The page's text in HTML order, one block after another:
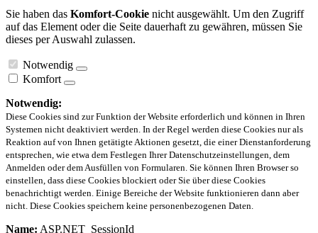
Sie haben das Komfort-Cookie nicht ausgewählt. Um den Zugriff
auf das Element oder die Seite dauerhaft zu gewähren, müssen Sie
dieses per Auswahl zulassen.
Notwendig
Komfort
Notwendig:
Diese Cookies sind zur Funktion der Website erforderlich und können in Ihren
Systemen nicht deaktiviert werden. In der Regel werden diese Cookies nur als
Reaktion auf von Ihnen getätigte Aktionen gesetzt, die einer Dienstanforderung
entsprechen, wie etwa dem Festlegen Ihrer Datenschutzeinstellungen, dem
Anmelden oder dem Ausfüllen von Formularen. Sie können Ihren Browser so
einstellen, dass diese Cookies blockiert oder Sie über diese Cookies
benachrichtigt werden. Einige Bereiche der Website funktionieren dann aber
nicht. Diese Cookies speichern keine personenbezogenen Daten.
Name: ASP.NET_SessionId